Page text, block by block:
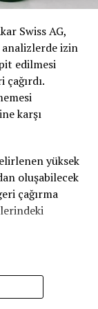
Bu nedenle
hızla
olayın
karşıtı siyasi
“Alın işte
savundu.
ve
Swiss AG,
analizlerde izin
edilmesi
karşı
yüksek
oluşabilecek
çağırma
yer altı